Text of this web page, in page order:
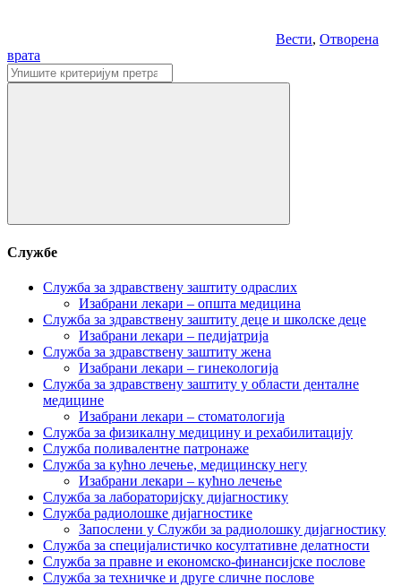
Вести, Отворена
врата
Претрага:
Претрага:
Службе
Служба за здравствену заштиту одраслих
Изабрани лекари – општа медицина
Служба за здравствену заштиту деце и школске деце
Изабрани лекари – педијатрија
Служба за здравствену заштиту жена
Изабрани лекари – гинекологија
Служба за здравствену заштиту у области денталне
медицине
Изабрани лекари – стоматологија
Служба за физикалну медицину и рехабилитацију
Служба поливалентне патронаже
Служба за кућно лечење, медицинску негу
Изабрани лекари – кућно лечење
Служба за лабораторијску дијагностику
Служба радиолошке дијагностике
Запослени у Служби за радиолошку дијагностику
Служба за специјалистичко косултативне делатности
Служба за правне и економско-финансијске послове
Служба за техничке и друге сличне послове